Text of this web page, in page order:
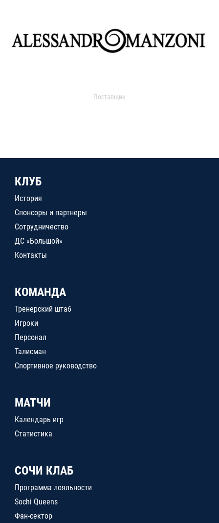
Поставщик
КЛУБ
История
Спонсоры и партнеры
Сотрудничество
ДС «Большой»
Контакты
КОМАНДА
Тренерский штаб
Игроки
Персонал
Талисман
Спортивное руководство
МАТЧИ
Календарь игр
Статистика
СОЧИ КЛАБ
Программа лояльности
Sochi Queens
Фан-сектор